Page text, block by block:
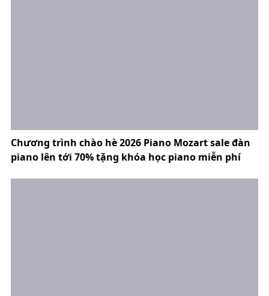
Chương trình chào hè 2026 Piano Mozart sale đàn
piano lên tới 70% tặng khóa học piano miễn phí